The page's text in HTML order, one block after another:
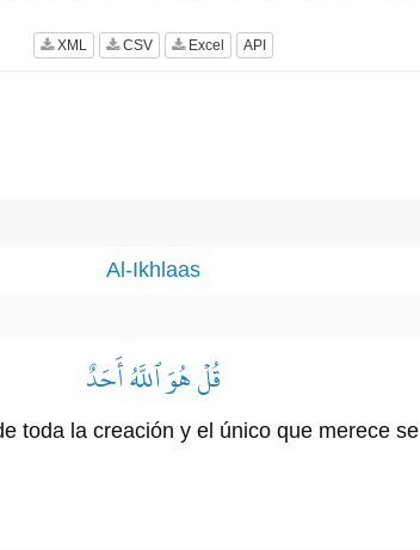
XML CSV Excel API
Al-Ikhlaas
قُلۡ هُوَ ٱللَّهُ أَحَدٌ
toda la creación y el único que merece